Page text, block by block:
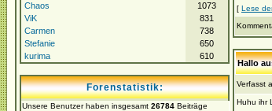
Chaos
1073
ViK
831
Carmen
738
Stefanie
650
kurima
610
Forenstatistik:
Unsere Benutzer haben insgesamt 26784 Beiträge
[ Lese
Hallo
Verfasst
Huhu ihr